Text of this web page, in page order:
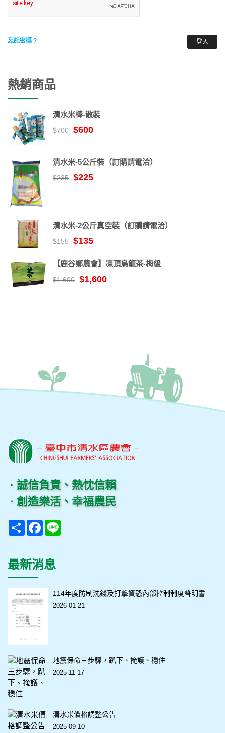
登入
忘記密碼 ?
熱銷商品
清水米棒-散裝
$700 $600
清水米-5公斤裝（訂購請電洽）
$235 $225
清水米-2公斤真空裝（訂購請電洽）
$155 $135
【鹿谷鄉農會】凍頂烏龍茶-梅級
$1,600 $1,600
· 誠信負責、熱忱信賴
· 創造樂活、幸福農民
Share Facebook
最新消息
114年度防制洗錢及打擊資恐內部控制制度聲明書
2026-01-21
地震保命三步驟，趴下、掩護、穩住
2025-11-17
清水米價格調整公告
2025-09-10